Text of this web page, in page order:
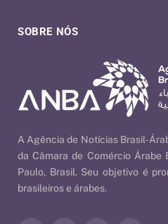
SOBRE NÓS
A Agência de Notícias Brasil-
da Câmara de Comércio Árabe
Paulo, Brasil. Seu objetivo é
brasileiros e árabes.